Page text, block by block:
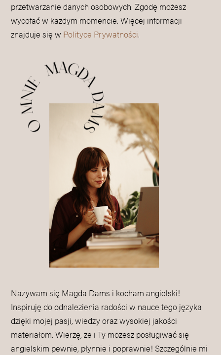
przetwarzanie danych osobowych. Zgodę możesz
wycofać w każdym momencie. Więcej informacji
znajduje się w Polityce Prywatności.
Nazywam się Magda Dams i kocham angielski!
Inspiruję do odnalezienia radości w nauce tego języka
dzięki mojej pasji, wiedzy oraz wysokiej jakości
materiałom. Wierzę, że i Ty możesz posługiwać się
angielskim pewnie, płynnie i poprawnie! Szczególnie mi